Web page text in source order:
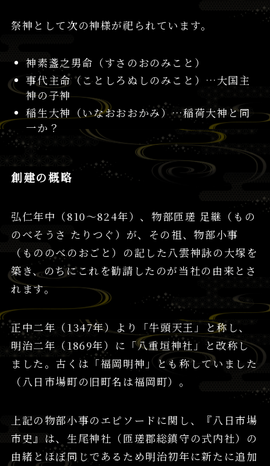
祭神として次の神様が祀られています。
神素盞之男命（すさのおのみこと）
事代主命（ことしろぬしのみこと）…大国主
神の子神
稲生大神（いなおおおかみ）…稲荷大神と同
一か？
創建の概略
弘仁年中（810～824年）、物部匝瑳 足継（もの
のべそうさ たりつぐ）が、その祖、物部小事
（もののべのおごと）の記した八雲神詠の大塚を
築き、のちにこれを勧請したのが当社の由来とさ
れます。
正中二年（1347年）より「牛頭天王」と称し、
明治二年（1869年）に「八重垣神社」と改称し
ました。古くは「福岡明神」とも称していました
（八日市場町の旧町名は福岡町）。
上記の物部小事のエピソードに関し、『八日市場
市史』は、生尾神社（匝瑳郡総鎮守の式内社）の
由緒とほぼ同じであるため明治初年に新たに追加